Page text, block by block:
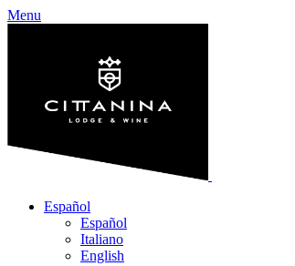
Menu
Español
Español
Italiano
English